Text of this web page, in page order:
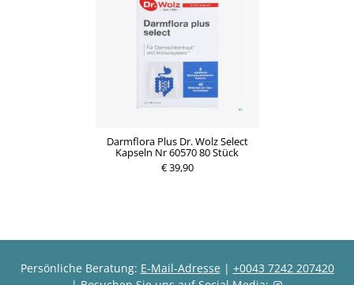
Darmflora Plus Dr. Wolz Select
Kapseln Nr 60570 80 Stück
€ 39,90
Persönliche Beratung: E-Mail-Adresse | +0043 7242 207420